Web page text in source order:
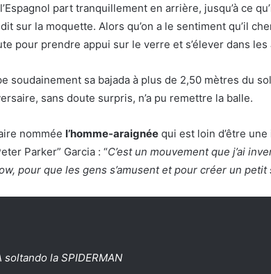
part tranquillement en arrière, jusqu’à ce
sur la moquette. Alors qu’on a le sentiment qu’il
pour prendre appui sur le verre et s’élever dans les
soudainement sa bajada à plus de 2,50 mètres du
sans doute surpris, n’a pu remettre la balle.
nommée l’homme-araignée qui est loin d’être
Parker” Garcia : “C’est un mouvement que j’ai
pour que les gens s’amusent et pour créer un petit
soltando la SPIDERMAN